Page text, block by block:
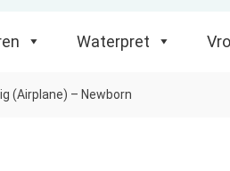
Waterpret
(Airplane) – Newborn